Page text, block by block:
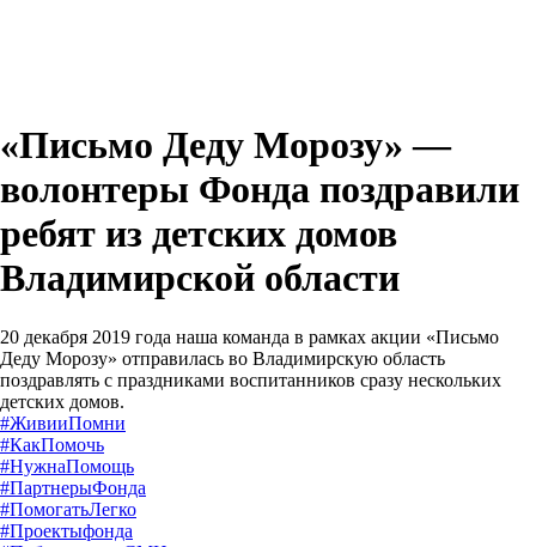
«Письмо Деду Морозу» —
волонтеры Фонда поздравили
ребят из детских домов
Владимирской области
20 декабря 2019 года наша команда в рамках акции «Письмо
Деду Морозу» отправилась во Владимирскую область
поздравлять с праздниками воспитанников сразу нескольких
детских домов.